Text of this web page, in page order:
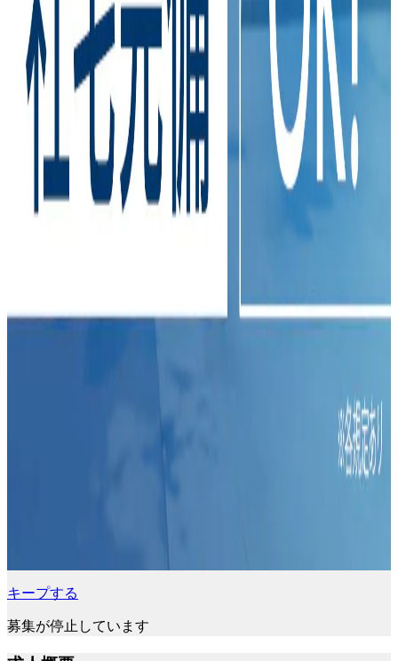
キープする
募集が停止しています